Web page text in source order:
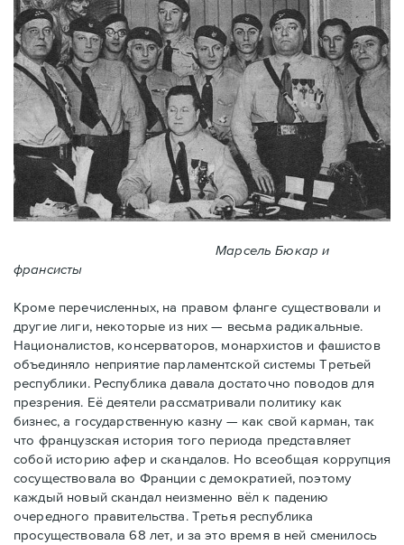
Марсель Бюкар и
франсисты
Кроме перечисленных, на правом фланге существовали и
другие лиги, некоторые из них — весьма радикальные.
Националистов, консерваторов, монархистов и фашистов
объединяло неприятие парламентской системы Третьей
республики. Республика давала достаточно поводов для
презрения. Её деятели рассматривали политику как
бизнес, а государственную казну — как свой карман, так
что французская история того периода представляет
собой историю афер и скандалов. Но всеобщая коррупция
сосуществовала во Франции с демократией, поэтому
каждый новый скандал неизменно вёл к падению
очередного правительства. Третья республика
просуществовала 68 лет, и за это время в ней сменилось